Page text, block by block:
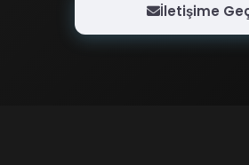
İletişime